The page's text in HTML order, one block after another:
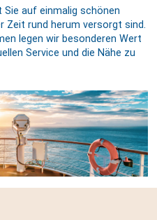
auf einmalig schönen
Zeit rund herum versorgt sind.
legen wir besonderen Wert
Service und die Nähe zu